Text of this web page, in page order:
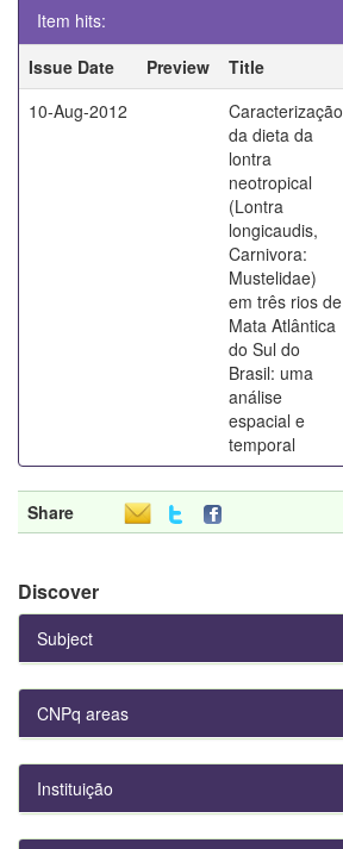
Item hits:
Issue Date
Preview Title
10-Aug-2012
Caracterização
da dieta da
lontra
neotropical
(Lontra
longicaudis,
Carnivora:
Mustelidae)
em três rios de
Mata Atlântica
do Sul do
Brasil: uma
análise
espacial e
temporal
Share
Discover
Subject
CNPq areas
Instituição